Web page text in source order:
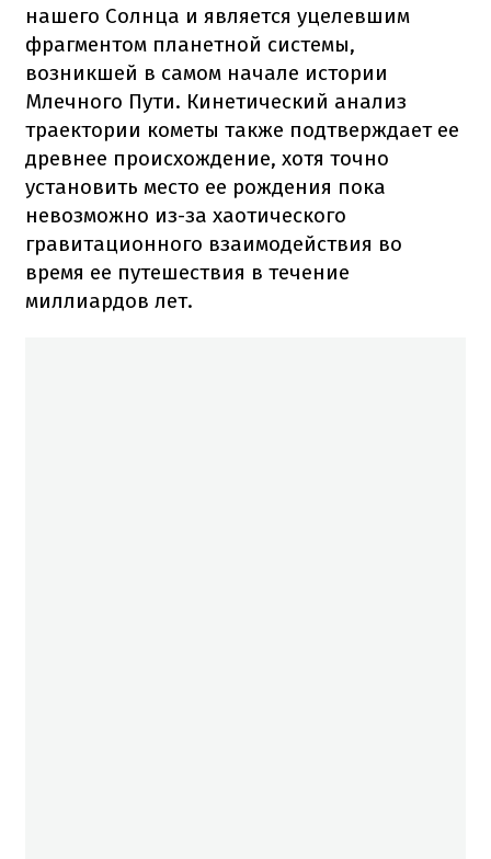
нашего Солнца и является уцелевшим
фрагментом планетной системы,
возникшей в самом начале истории
Млечного Пути. Кинетический анализ
траектории кометы также подтверждает ее
древнее происхождение, хотя точно
установить место ее рождения пока
невозможно из-за хаотического
гравитационного взаимодействия во
время ее путешествия в течение
миллиардов лет.